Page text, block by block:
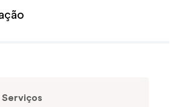
Serviços